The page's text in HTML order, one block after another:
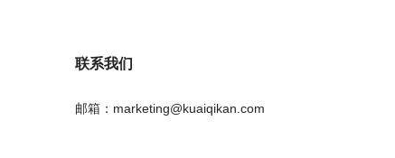
联系我们
邮箱：marketing@kuaiqikan.com